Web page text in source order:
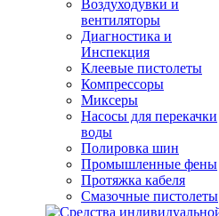
Воздуходувки и
вентиляторы
Диагностика и
Инспекция
Клеевые пистолеты
Компрессоры
Миксеры
Насосы для перекачки
воды
Полировка шин
Промышленные фены
Протяжка кабеля
Смазочные пистолеты